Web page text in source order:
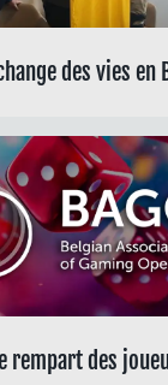
des vies en
rempart des